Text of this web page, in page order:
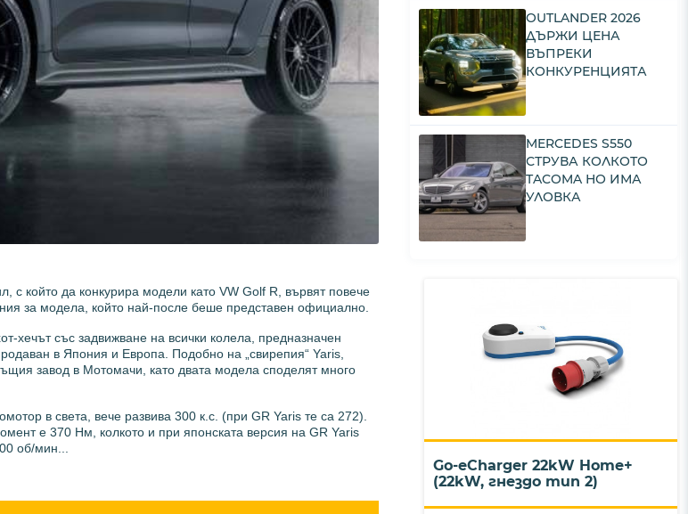
с който да конкурира модели като VW Golf R, вървят повече
за модела, който най-после беше представен официално.
хечът със задвижване на всички колела, предназначен
в Япония и Европа. Подобно на „свирепия“ Yaris,
завод в Мотомачи, като двата модела споделят много
в света, вече развива 300 к.с. (при GR Yaris те са 272).
е 370 Нм, колкото и при японската версия на GR Yaris
об/мин...
OUTLANDER 2026
ДЪРЖИ ЦЕНА
ВЪПРЕКИ
КОНКУРЕНЦИЯТА
MERCEDES S550
СТРУВА КОЛКОТО
TACOMA НО ИМА
УЛОВКА
Go-eCharger 22kW Home+
(22kW, гнездо тип 2)